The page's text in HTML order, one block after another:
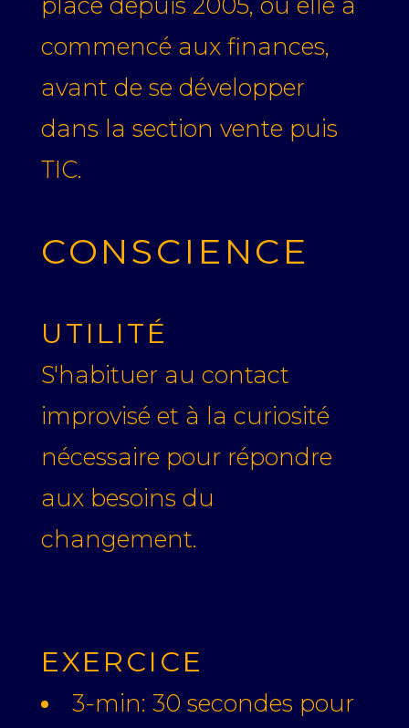
commencé aux finances,
avant de se développer
dans la section vente puis
TIC.
CONSCIENCE
UTILITÉ
S'habituer au contact
improvisé et à la curiosité
nécessaire pour répondre
aux besoins du
changement.
EXERCICE
3-min: 30 secondes pour